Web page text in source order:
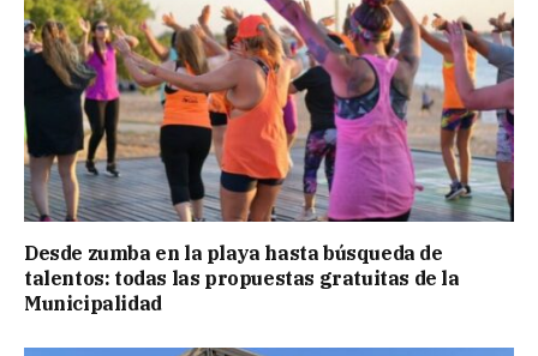
Desde zumba en la playa hasta búsqueda de
talentos: todas las propuestas gratuitas de la
Municipalidad